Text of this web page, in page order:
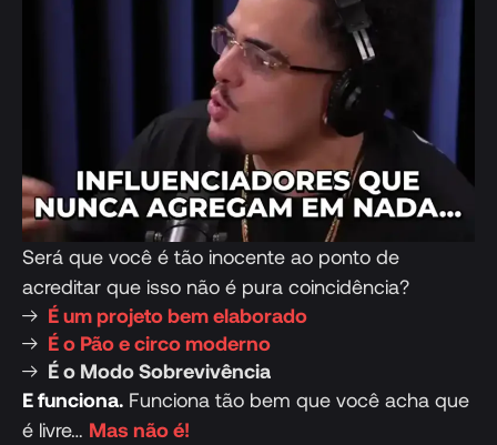
Será que você é tão inocente ao ponto de
acreditar que isso não é pura coincidência?
É um projeto bem elaborado
É o Pão e circo moderno
É o Modo Sobrevivência
E funciona. Funciona tão bem que você acha que
é livre… Mas não é!